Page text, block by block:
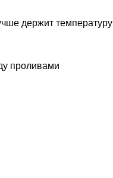
держит температуру
проливами